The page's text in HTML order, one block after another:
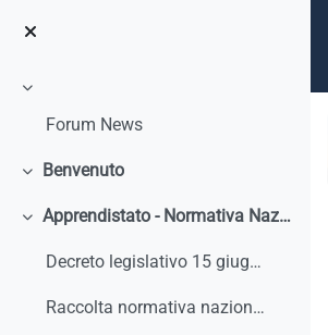
Minimizza
Forum News
Minimizza
Benvenuto
Minimizza
Apprendistato - Normativa Nazionale
Decreto legislativo 15 giugno 2015, n. 81 - Discip...
Raccolta normativa nazionale